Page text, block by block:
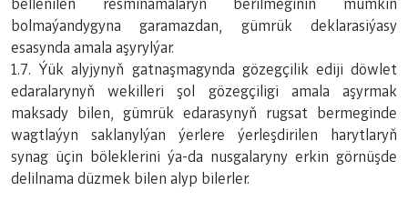
bellenilen resminamalaryň berilmeginiň mümkin
bolmaýandygyna garamazdan, gümrük deklarasiýasy
esasynda amala aşyrylýar.
1.7. Ýük alyjynyň gatnaşmagynda gözegçilik ediji döwlet
edaralarynyň wekilleri şol gözegçiligi amala aşyrmak
maksady bilen, gümrük edarasynyň rugsat bermeginde
wagtlaýyn saklanylýan ýerlere ýerleşdirilen harytlaryň
synag üçin böleklerini ýa-da nusgalaryny erkin görnüşde
delilnama düzmek bilen alyp bilerler.